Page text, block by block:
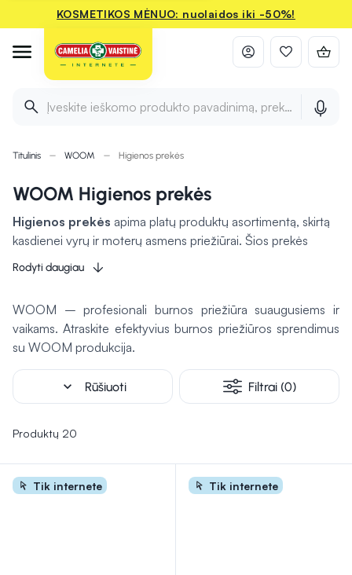
KOSMETIKOS MĖNUO: nuolaidos iki -50%!
Įveskite ieškomo produkto pavadinimą, prekės ženklą ir
Titulinis WOOM Higienos prekės
WOOM Higienos prekės
Higienos prekės apima platų produktų asortimentą, skirtą
kasdienei vyrų ir moterų asmens priežiūrai. Šios prekės
padeda palaikyti švarą ir komfortą
apsaugą nuo infekcijų. Vyrų ir moterų higienai skirtos
intymiai higienai ar odos priežiūrai. Slaugos prekės
papildomai padeda rūpinantis pacientais bei kasdieniais
poreikiais.
Rodyti daugiau
WOOM – profesionali burnos priežiūra suaugusiems ir
vaikams. Atraskite efektyvius burnos priežiūros sprendimus
su WOOM produkcija.
expand_more Rūšiuoti Filtrai (0)
Produktų 20
Tik internete Tik internete